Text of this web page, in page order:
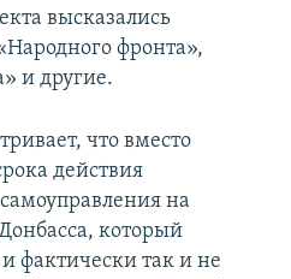
высказались
фронта»,
и другие.
что вместо
действия
на
который
фактически так и не